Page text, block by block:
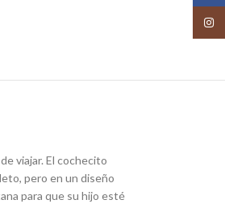
viajar. El cochecito
pero en un diseño
para que su hijo esté